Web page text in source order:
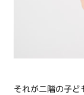
それが二階の子